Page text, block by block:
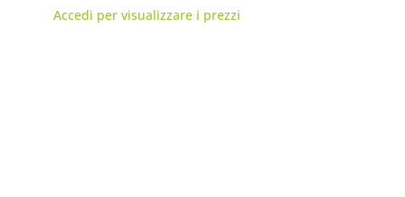
Accedi per visualizzare i prezzi